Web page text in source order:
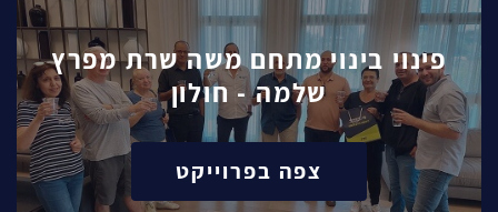
פינוי בינוי מתחם משה שרת מפרץ
שלמה - חולון
צפה בפרוייקט